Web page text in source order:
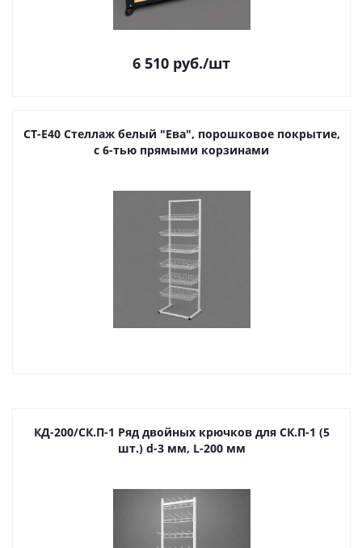
6 510 руб./шт
СТ-Е40 Стеллаж белый "Ева", порошковое покрытие,
с 6-тью прямыми корзинами
КД-200/СК.П-1 Ряд двойных крючков для СК.П-1 (5
шт.) d-3 мм, L-200 мм